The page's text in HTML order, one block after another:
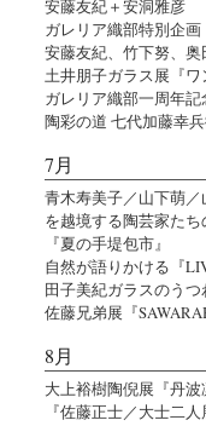
安藤友紀＋安洞雅彦
ガレリア織部特別企画
安藤友紀、竹下努、奥
土井朋子ガラス展『ワ
ガレリア織部一周年
陶彩の道 七代加藤幸兵
7月
青木寿美子／山下萌
を越境する陶芸家たち
『夏の手堤包市』
自然が語りかける『
田子美紀ガラスのうつ
佐藤兄弟展『
8月
大上裕樹陶倪展『丹波
『佐藤正士／大士二人